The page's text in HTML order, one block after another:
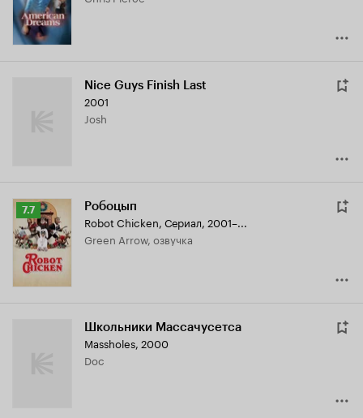
Nice Guys Finish Last
2001
Josh
Рейтинг
Кинопоиска
7.7
7.7 Робоцып
Robot Chicken, Сериал, 2001–...
Green Arrow, озвучка
Школьники Массачусетса
Massholes, 2000
Doc